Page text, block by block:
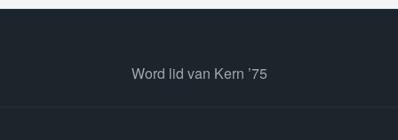
Word lid van Kern ’75